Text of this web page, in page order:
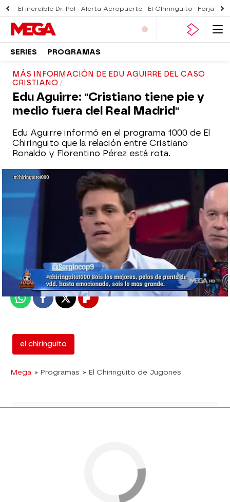
El increíble Dr. Pol Alerta Aeropuerto El Chiringuito Forjado
SERIES PROGRAMAS
MÁS INFORMACIÓN DE EDU AGUIRRE DEL CASO
CRISTIANO
Edu Aguirre: "Cristiano tiene pie y
medio fuera del Real Madrid"
Edu Aguirre informó en el programa 1000 de El
Chiringuito que la relación entre Cristiano
Ronaldo y Florentino Pérez está rota.
Madrid
Publicado:08 de junio de 2018, 01:31
WhatsappFacebook
X Flipboard
el chiringuito
Mega » Programas » El Chiringuito de Jugones